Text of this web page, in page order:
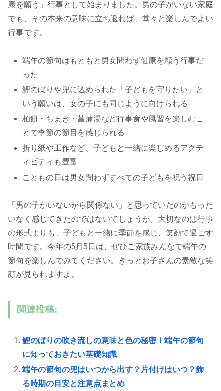
康を願う」行事として始まりました。男の子がいない家庭
でも、その本来の意味に立ち返れば、堂々と楽しんでよい
行事です。
端午の節句はもともと男女問わず健康を願う行事だ
った
鯉のぼりや兜に込められた「子どもを守りたい」と
いう願いは、女の子にも同じように向けられる
柏餅・ちまき・菖蒲湯など行事食や風習を楽しむこ
とで季節の節目を感じられる
折り紙や工作など、子どもと一緒に楽しめるアクテ
ィビティも豊富
こどもの日は男女問わずすべての子どもを祝う祝日
「男の子がいないから関係ない」と思っていたのがもった
いなく感じてきたのではないでしょうか。大切なのは行事
の形式よりも、子どもと一緒に季節を感じ、笑顔で過ごす
時間です。今年の5月5日は、ぜひご家族みんなで端午の
節句を楽しんでみてください。きっとお子さんの素敵な笑
顔が見られますよ。
関連投稿:
鯉のぼりの吹き流しの意味と色の秘密！端午の節句
に知っておきたい基礎知識
端午の節句の兜はいつから出す？片付けはいつ？飾
る時期の目安と注意点まとめ